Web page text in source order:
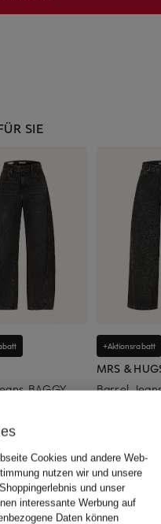
SIE
BAGGY
€
119,99 €
+Aktionsrabatt
MRS &
Barrel
Cookies und andere Web-
nutzen wir und unsere
und unser
interessante Werbung auf
Daten können